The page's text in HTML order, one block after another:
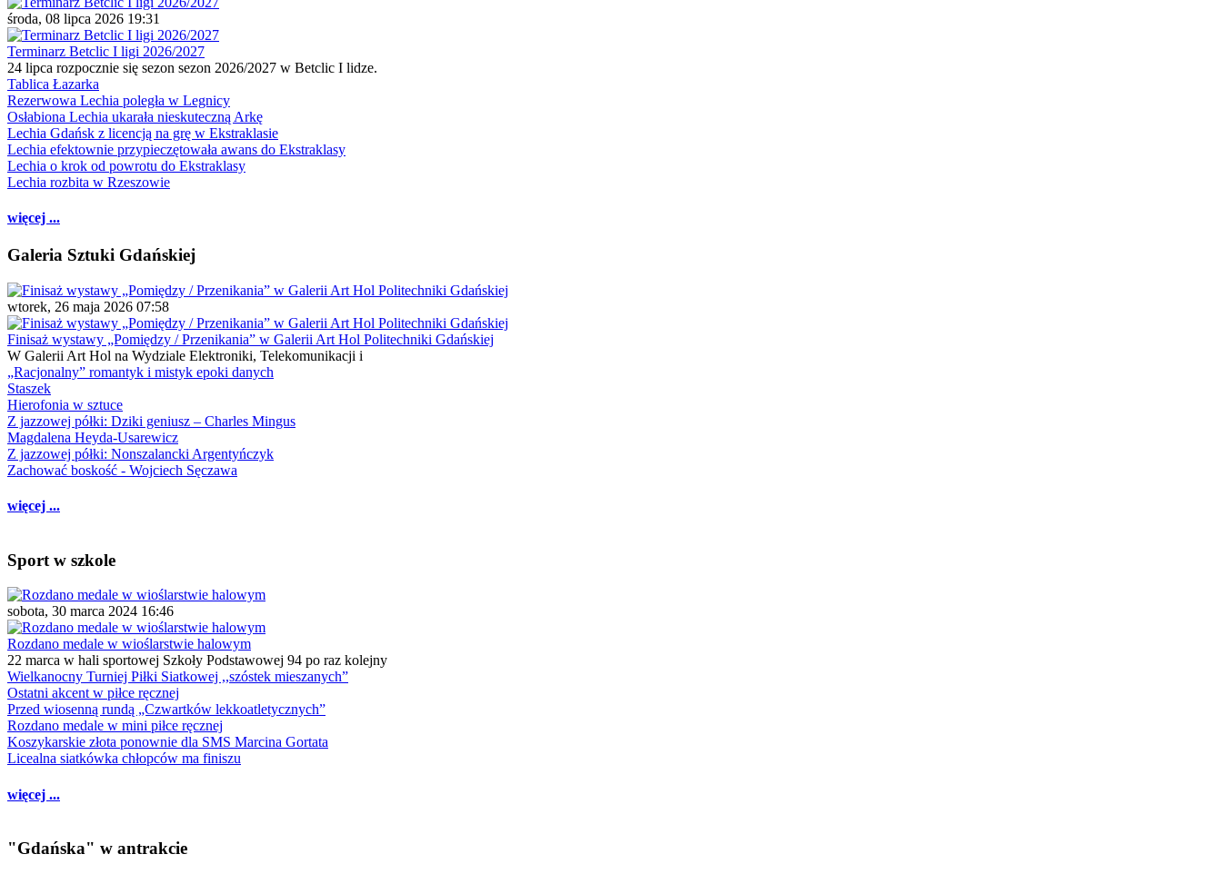
środa, 08 lipca 2026 19:31
Terminarz Betclic I ligi 2026/2027
24 lipca rozpocznie się sezon sezon 2026/2027 w Betclic I lidze.
Tablica Łazarka
Rezerwowa Lechia poległa w Legnicy
Osłabiona Lechia ukarała nieskuteczną Arkę
Lechia Gdańsk z licencją na grę w Ekstraklasie
Lechia efektownie przypieczętowała awans do Ekstraklasy
Lechia o krok od powrotu do Ekstraklasy
Lechia rozbita w Rzeszowie
więcej ...
Galeria Sztuki Gdańskiej
wtorek, 26 maja 2026 07:58
Finisaż wystawy „Pomiędzy / Przenikania” w Galerii Art Hol Politechniki Gdańskiej
W Galerii Art Hol na Wydziale Elektroniki, Telekomunikacji i
„Racjonalny” romantyk i mistyk epoki danych
Staszek
Hierofonia w sztuce
Z jazzowej półki: Dziki geniusz – Charles Mingus
Magdalena Heyda-Usarewicz
Z jazzowej półki: Nonszalancki Argentyńczyk
Zachować boskość - Wojciech Sęczawa
więcej ...
Sport w szkole
sobota, 30 marca 2024 16:46
Rozdano medale w wioślarstwie halowym
22 marca w hali sportowej Szkoły Podstawowej 94 po raz kolejny
Wielkanocny Turniej Piłki Siatkowej ,,szóstek mieszanych”
Ostatni akcent w piłce ręcznej
Przed wiosenną rundą „Czwartków lekkoatletycznych”
Rozdano medale w mini piłce ręcznej
Koszykarskie złota ponownie dla SMS Marcina Gortata
Licealna siatkówka chłopców ma finiszu
więcej ...
"Gdańska" w antrakcie